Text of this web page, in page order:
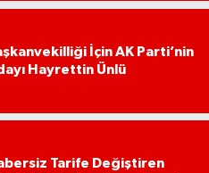
İçin AK Parti’nin
Hayrettin Ünlü
Tarife Değiştiren